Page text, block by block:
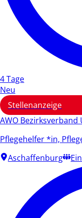
4 Tage
Neu
Stellenanzeige
AWO Bezirksverband
Pflegehelfer *in,
Aschaffenburg